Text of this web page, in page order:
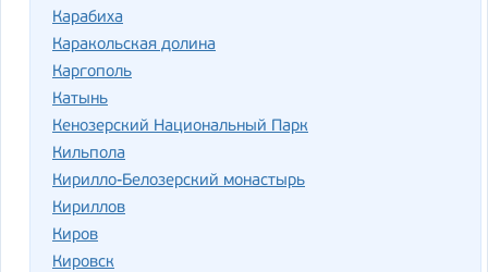
Карабиха
Каракольская долина
Каргополь
Катынь
Кенозерский Национальный Парк
Кильпола
Кирилло-Белозерский монастырь
Кириллов
Киров
Кировск